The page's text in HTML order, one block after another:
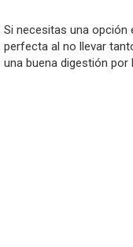
Si necesitas una opción
perfecta al no llevar
una buena digestión por